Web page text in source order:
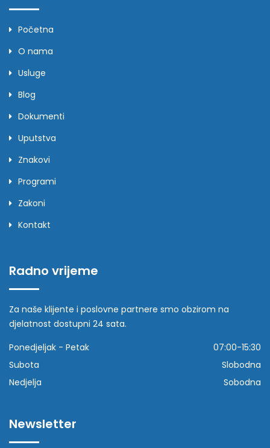
Početna
O nama
Usluge
Blog
Dokumenti
Uputstva
Znakovi
Programi
Zakoni
Kontakt
Radno vrijeme
Za naše klijente i poslovne partnere smo obzirom na
djelatnost dostupni 24 sata.
Ponedjeljak - Petak
07:00-15:30
Subota
Slobodna
Nedjelja
Sobodna
Newsletter